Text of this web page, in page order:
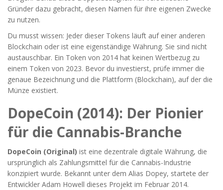
Gründer dazu gebracht, diesen Namen für ihre eigenen Zwecke
zu nutzen.
Du musst wissen: Jeder dieser Tokens läuft auf einer anderen
Blockchain oder ist eine eigenständige Währung. Sie sind nicht
austauschbar. Ein Token von 2014 hat keinen Wertbezug zu
einem Token von 2023. Bevor du investierst, prüfe immer die
genaue Bezeichnung und die Plattform (Blockchain), auf der die
Münze existiert.
DopeCoin (2014): Der Pionier
für die Cannabis-Branche
DopeCoin (Original) ist eine dezentrale digitale Währung, die
ursprünglich als Zahlungsmittel für die Cannabis-Industrie
konzipiert wurde. Bekannt unter dem Alias Dopey, startete der
Entwickler Adam Howell dieses Projekt im Februar 2014.